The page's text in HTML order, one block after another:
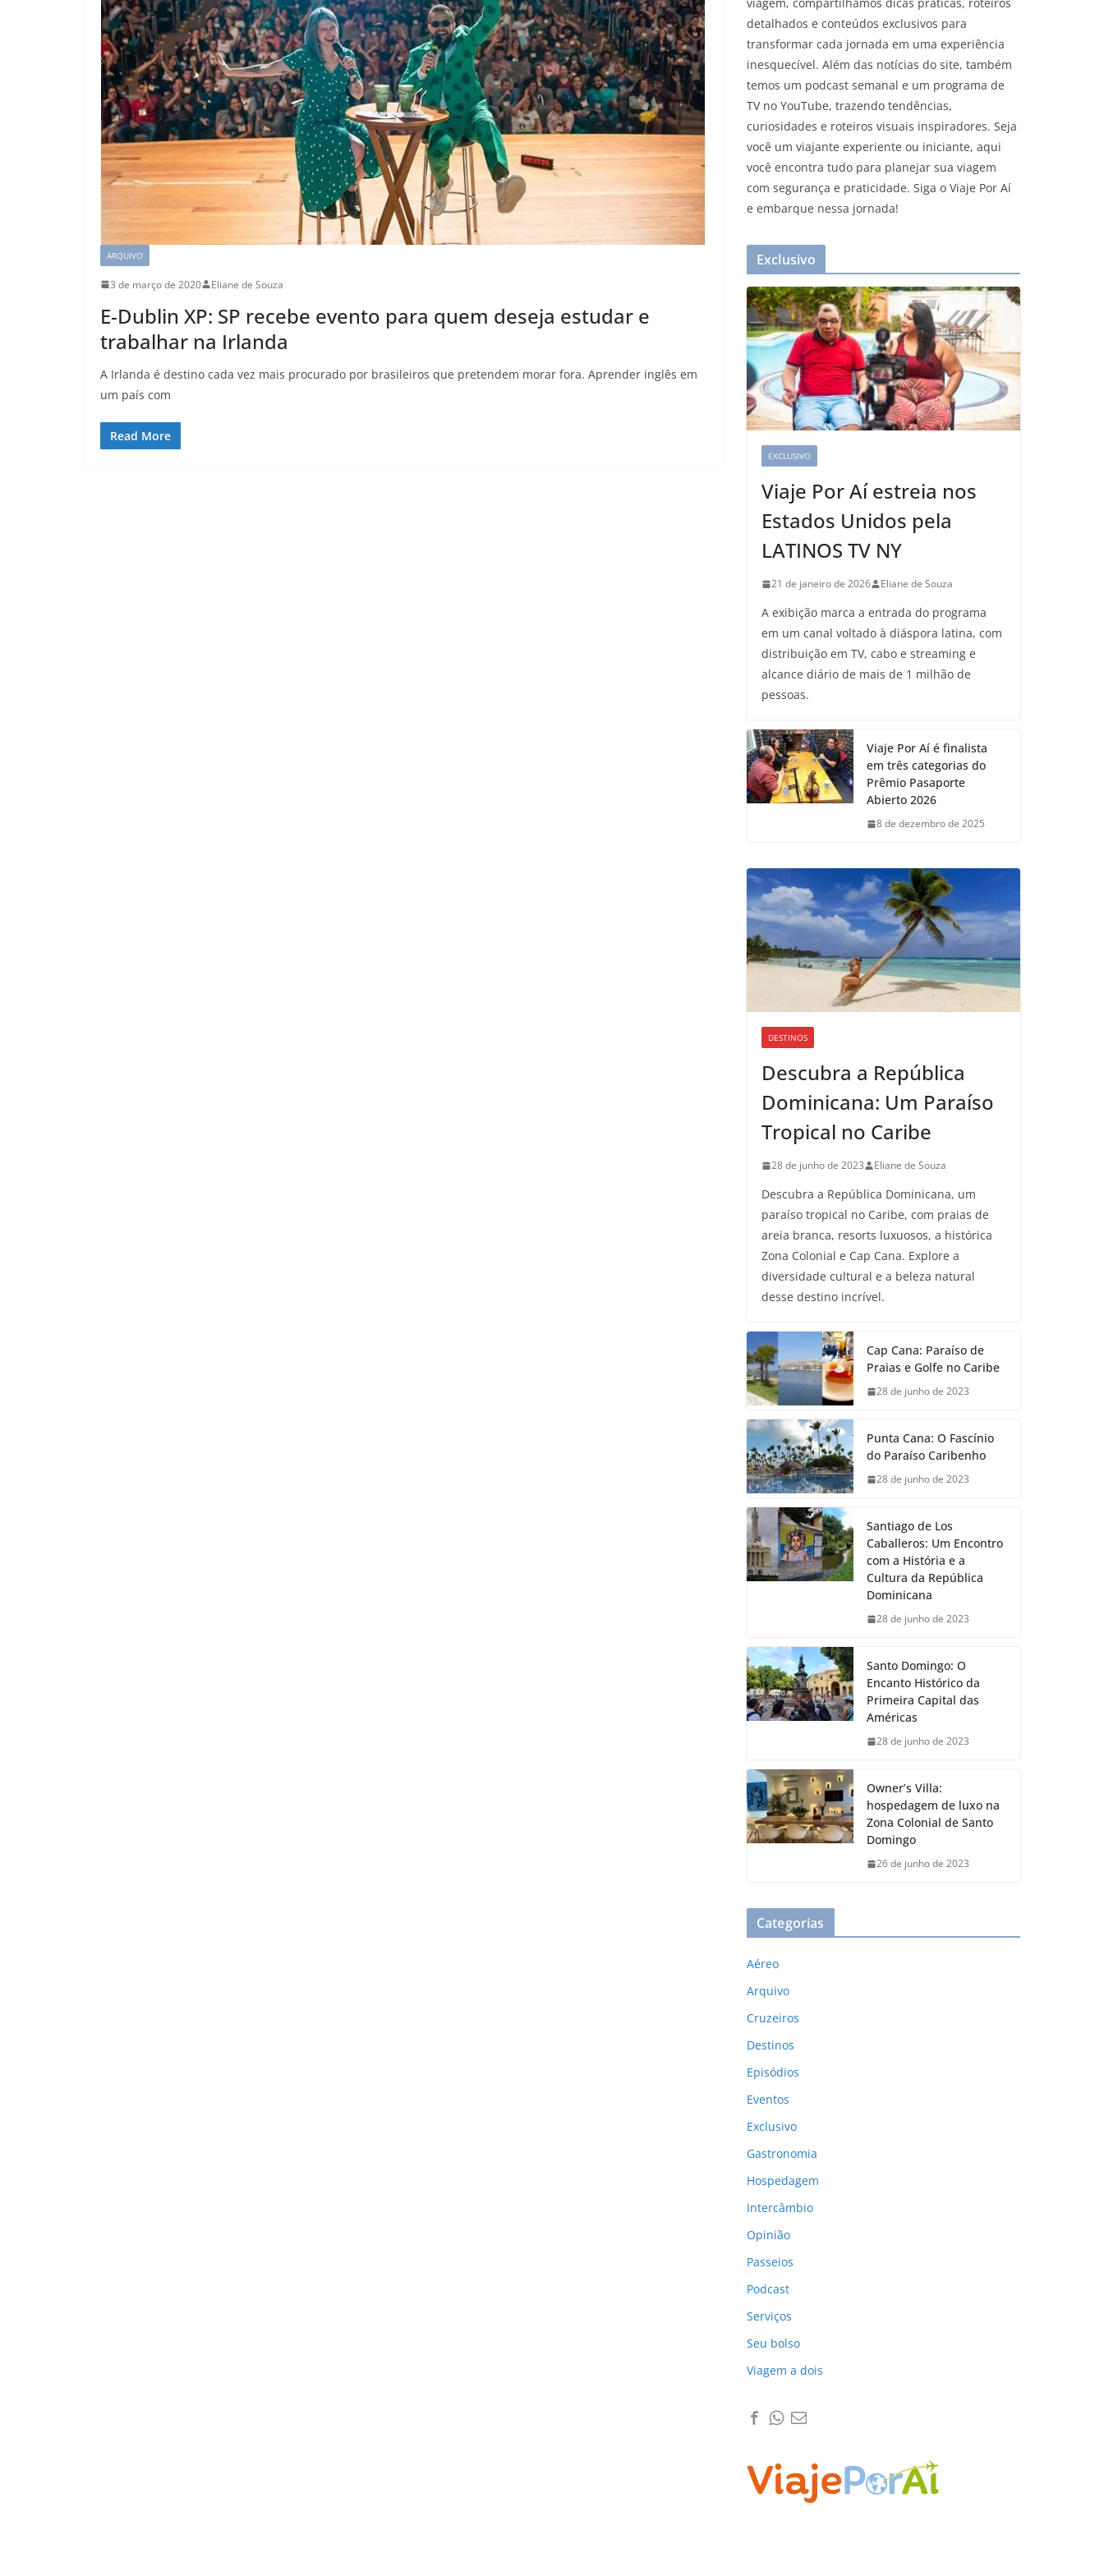
ARQUIVO
3 de março de 2020 Eliane de Souza
E-Dublin XP: SP recebe evento para quem deseja estudar e
trabalhar na Irlanda
A Irlanda é destino cada vez mais procurado por brasileiros que pretendem morar fora. Aprender inglês em
um país com
Read More
detalhados e conteúdos exclusivos para
transformar cada jornada em uma experiência
inesquecível. Além das notícias do site, também
temos um podcast semanal e um programa de
TV no YouTube, trazendo tendências,
curiosidades e roteiros visuais inspiradores. Seja
você um viajante experiente ou iniciante, aqui
você encontra tudo para planejar sua viagem
com segurança e praticidade. Siga o Viaje Por Aí
e embarque nessa jornada!
Exclusivo
EXCLUSIVO
Viaje Por Aí estreia nos
Estados Unidos pela
LATINOS TV NY
21 de janeiro de 2026 Eliane de Souza
A exibição marca a entrada do programa
em um canal voltado à diáspora latina, com
distribuição em TV, cabo e streaming e
alcance diário de mais de 1 milhão de
pessoas.
Viaje Por Aí é finalista
em três categorias do
Prêmio Pasaporte
Abierto 2026
8 de dezembro de 2025
DESTINOS
Descubra a República
Dominicana: Um Paraíso
Tropical no Caribe
28 de junho de 2023 Eliane de Souza
Descubra a República Dominicana, um
paraíso tropical no Caribe, com praias de
areia branca, resorts luxuosos, a histórica
Zona Colonial e Cap Cana. Explore a
diversidade cultural e a beleza natural
desse destino incrível.
Cap Cana: Paraíso de
Praias e Golfe no Caribe
28 de junho de 2023
Punta Cana: O Fascínio
do Paraíso Caribenho
28 de junho de 2023
Santiago de Los
Caballeros: Um Encontro
com a História e a
Cultura da República
Dominicana
28 de junho de 2023
Santo Domingo: O
Encanto Histórico da
Primeira Capital das
Américas
28 de junho de 2023
Owner’s Villa:
hospedagem de luxo na
Zona Colonial de Santo
Domingo
26 de junho de 2023
Categorias
Aéreo
Arquivo
Cruzeiros
Destinos
Episódios
Eventos
Exclusivo
Gastronomia
Hospedagem
Intercâmbio
Opinião
Passeios
Podcast
Serviços
Seu bolso
Viagem a dois